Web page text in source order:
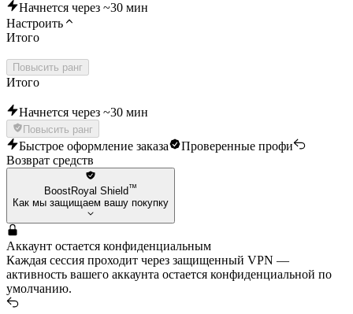
Начнется через ~30 мин
Настроить
Итого
Повысить ранг
Итого
Начнется через ~30 мин
Повысить ранг
Быстрое оформление заказа
Проверенные профи
Возврат средств
BoostRoyal Shield™
Как мы защищаем вашу покупку
Аккаунт остается конфиденциальным
Каждая сессия проходит через защищенный VPN —
активность вашего аккаунта остается конфиденциальной по
умолчанию.